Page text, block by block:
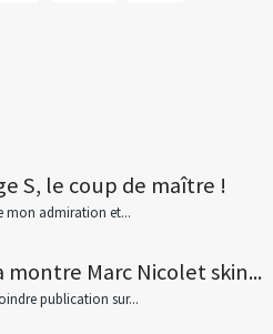
S, le coup de maître !
mon admiration et...
montre Marc Nicolet skin...
publication sur...